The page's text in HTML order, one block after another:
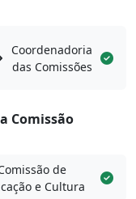
Coordenadoria
das Comissões
Comissão
de
e Cultura